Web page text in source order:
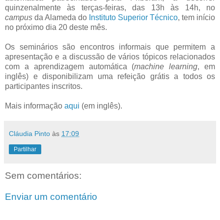
quinzenalmente às terças-feiras, das 13h às 14h, no
campus da Alameda do Instituto Superior Técnico, tem início
no próximo dia 20 deste mês.
Os seminários são encontros informais que permitem a
apresentação e a discussão de vários tópicos relacionados
com a aprendizagem automática (machine learning, em
inglês) e disponibilizam uma refeição grátis a todos os
participantes inscritos.
Mais informação aqui (em inglês).
Cláudia Pinto às 17:09
Partilhar
Sem comentários:
Enviar um comentário